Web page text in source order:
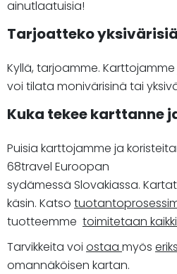
ainutlaatuisia!
Tarjoatteko
Kyllä, tarjoamme.
voi tilata monivärisinä tai
Kuka tekee karttanne
Puisia karttojamme ja
68travel Euroopan
sydämessä Slovakiassa.
käsin. Katso
tuotteemme toimitetaan
Tarvikkeita voi ostaa myös
omannäköisen kartan.